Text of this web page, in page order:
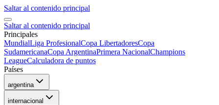
Saltar al contenido principal
Saltar al contenido principal
Principales
MundialLiga ProfesionalCopa LibertadoresCopa
SudamericanaCopa ArgentinaPrimera NacionalChampions
LeagueCalculadora de puntos
Países
argentina
internacional